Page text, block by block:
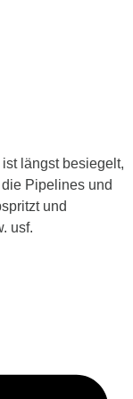
längst besiegelt,
Pipelines und
und
usf.